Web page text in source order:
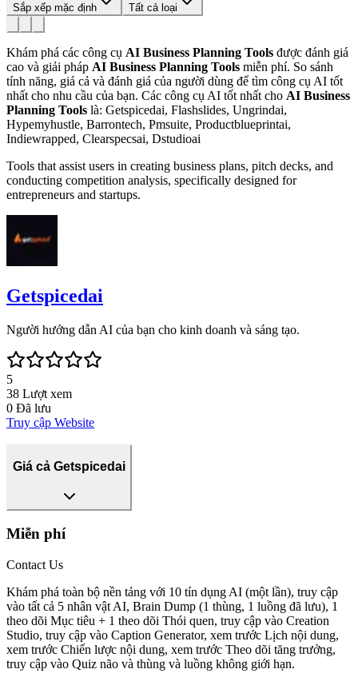
Sắp xếp mặc định Tất cả loại
Khám phá các công cụ AI Business Planning Tools được đánh giá
cao và giải pháp AI Business Planning Tools miễn phí. So sánh
tính năng, giá cả và đánh giá của người dùng để tìm công cụ AI tốt
nhất cho nhu cầu của bạn. Các công cụ AI tốt nhất cho AI Business
Planning Tools là: Getspicedai, Flashslides, Ungrindai,
Hypemyhustle, Barrontech, Pmsuite, Productblueprintai,
Indiewrapped, Clearspecsai, Dstudioai
Tools that assist users in creating business plans, pitch decks, and
conducting competition analysis, specifically designed for
entrepreneurs and startups.
Getspicedai
Người hướng dẫn AI của bạn cho kinh doanh và sáng tạo.
5
38 Lượt xem
0 Đã lưu
Truy cập Website
Giá cả Getspicedai
Miễn phí
Contact Us
Khám phá toàn bộ nền tảng với 10 tín dụng AI (một lần), truy cập
vào tất cả 5 nhân vật AI, Brain Dump (1 thùng, 1 luồng đã lưu), 1
theo dõi Mục tiêu + 1 theo dõi Thói quen, truy cập vào Creation
Studio, truy cập vào Caption Generator, xem trước Lịch nội dung,
xem trước Chiến lược nội dung, xem trước Theo dõi tăng trưởng,
truy cập vào Quiz não và thùng và luồng không giới hạn.